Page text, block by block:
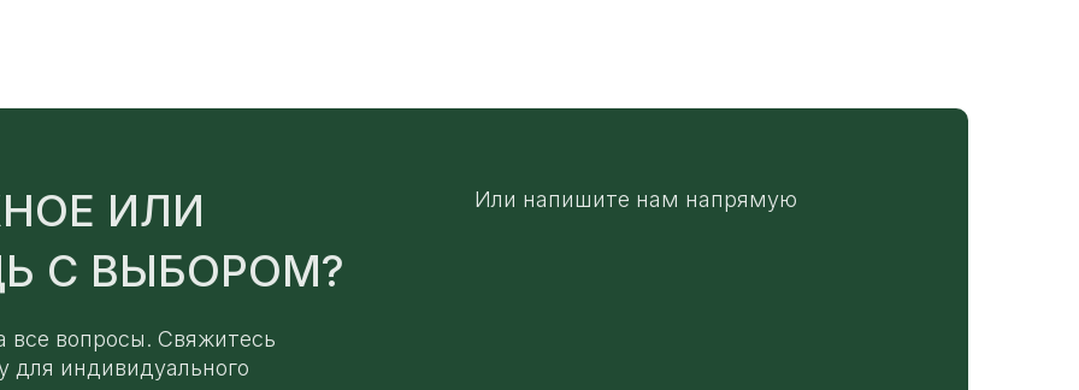
ИЛИ
С ВЫБОРОМ?
Или напишите нам напрямую
все вопросы. Свяжитесь
для индивидуального